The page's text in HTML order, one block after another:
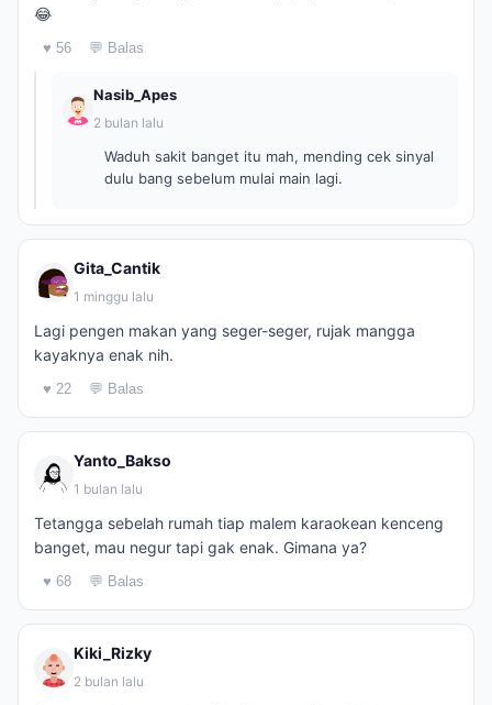
😂
♥ 56 💬 Balas
Nasib_Apes
2 bulan lalu
Waduh sakit banget itu mah, mending cek sinyal
dulu bang sebelum mulai main lagi.
Gita_Cantik
1 minggu lalu
Lagi pengen makan yang seger-seger, rujak mangga
kayaknya enak nih.
♥ 22 💬 Balas
Yanto_Bakso
1 bulan lalu
Tetangga sebelah rumah tiap malem karaokean kenceng
banget, mau negur tapi gak enak. Gimana ya?
♥ 68 💬 Balas
Kiki_Rizky
2 bulan lalu